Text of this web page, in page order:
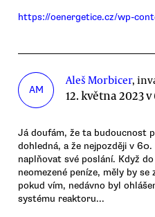
https://oenergetice.cz/wp-
AM
Aleš Morbicer,
12. května 2023 v
Já doufám, že ta budoucnost
dohledná, a že nejpozději v
naplňovat své poslání. Když
neomezené peníze, měly by
pokud vím, nedávno byl
systému reaktoru...